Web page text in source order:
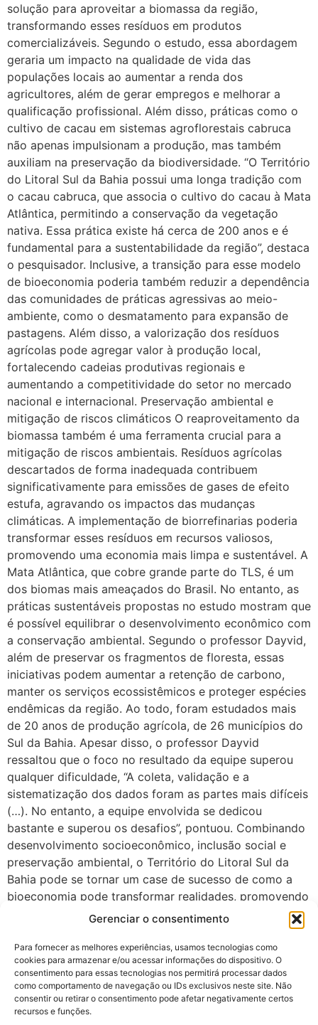
Gerenciar o consentimento
Para fornecer as melhores experiências, usamos tecnologias como
cookies para armazenar e/ou acessar informações do dispositivo. O
consentimento para essas tecnologias nos permitirá processar dados
como comportamento de navegação ou IDs exclusivos neste site. Não
consentir ou retirar o consentimento pode afetar negativamente certos
recursos e funções.
solução para aproveitar a biomassa da região,
transformando esses resíduos em produtos
comercializáveis. Segundo o estudo, essa abordagem
geraria um impacto na qualidade de vida das
populações locais ao aumentar a renda dos
agricultores, além de gerar empregos e melhorar a
qualificação profissional. Além disso, práticas como o
cultivo de cacau em sistemas agroflorestais cabruca
não apenas impulsionam a produção, mas também
auxiliam na preservação da biodiversidade. “O Território
do Litoral Sul da Bahia possui uma longa tradição com
o cacau cabruca, que associa o cultivo do cacau à Mata
Atlântica, permitindo a conservação da vegetação
nativa. Essa prática existe há cerca de 200 anos e é
fundamental para a sustentabilidade da região”, destaca
o pesquisador. Inclusive, a transição para esse modelo
de bioeconomia poderia também reduzir a dependência
das comunidades de práticas agressivas ao meio-
ambiente, como o desmatamento para expansão de
pastagens. Além disso, a valorização dos resíduos
agrícolas pode agregar valor à produção local,
fortalecendo cadeias produtivas regionais e
aumentando a competitividade do setor no mercado
nacional e internacional. Preservação ambiental e
mitigação de riscos climáticos O reaproveitamento da
biomassa também é uma ferramenta crucial para a
mitigação de riscos ambientais. Resíduos agrícolas
descartados de forma inadequada contribuem
significativamente para emissões de gases de efeito
estufa, agravando os impactos das mudanças
climáticas. A implementação de biorrefinarias poderia
transformar esses resíduos em recursos valiosos,
promovendo uma economia mais limpa e sustentável. A
Mata Atlântica, que cobre grande parte do TLS, é um
dos biomas mais ameaçados do Brasil. No entanto, as
práticas sustentáveis propostas no estudo mostram que
é possível equilibrar o desenvolvimento econômico com
a conservação ambiental. Segundo o professor Dayvid,
além de preservar os fragmentos de floresta, essas
iniciativas podem aumentar a retenção de carbono,
manter os serviços ecossistêmicos e proteger espécies
endêmicas da região. Ao todo, foram estudados mais
de 20 anos de produção agrícola, de 26 municípios do
Sul da Bahia. Apesar disso, o professor Dayvid
ressaltou que o foco no resultado da equipe superou
qualquer dificuldade, “A coleta, validação e a
sistematização dos dados foram as partes mais difíceis
(…). No entanto, a equipe envolvida se dedicou
bastante e superou os desafios”, pontuou. Combinando
desenvolvimento socioeconômico, inclusão social e
preservação ambiental, o Território do Litoral Sul da
Bahia pode se tornar um case de sucesso de como a
bioeconomia pode transformar realidades, promovendo
uma integração sustentável entre natureza e progresso.